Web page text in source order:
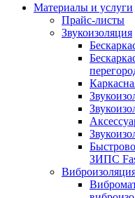
Материалы и услуги
Прайс-листы
Звукоизоляция
ЗИПС